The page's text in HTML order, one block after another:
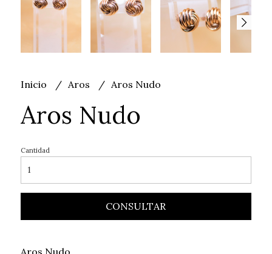
Inicio Aros Aros Nudo
Aros Nudo
Cantidad
CONSULTAR
Aros Nudo